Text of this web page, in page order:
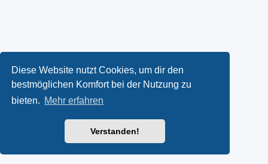
Diese Website nutzt Cookies, um dir den
bestmöglichen Komfort bei der Nutzung zu
bieten. Mehr erfahren
Verstanden!